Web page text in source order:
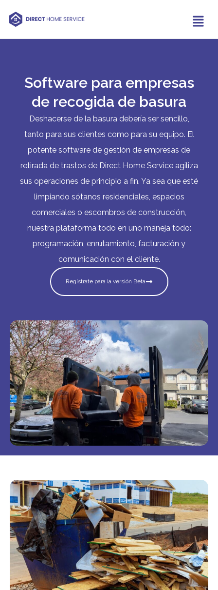
Software para empresas
de recogida de basura
Deshacerse de la basura debería ser sencillo,
tanto para sus clientes como para su equipo. El
potente software de gestión de empresas de
retirada de trastos de Direct Home Service agiliza
sus operaciones de principio a fin. Ya sea que esté
limpiando sótanos residenciales, espacios
comerciales o escombros de construcción,
nuestra plataforma todo en uno maneja todo:
programación, enrutamiento, facturación y
comunicación con el cliente.
Regístrate para la versión Beta